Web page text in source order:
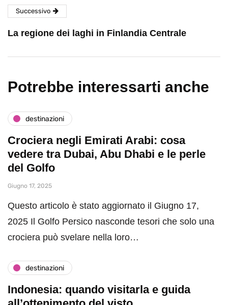
Successivo
La regione dei laghi in Finlandia Centrale
Potrebbe interessarti anche
destinazioni
Crociera negli Emirati Arabi: cosa
vedere tra Dubai, Abu Dhabi e le perle
del Golfo
Giugno 17, 2025
Questo articolo è stato aggiornato il Giugno 17,
2025 Il Golfo Persico nasconde tesori che solo una
crociera può svelare nella loro…
destinazioni
Indonesia: quando visitarla e guida